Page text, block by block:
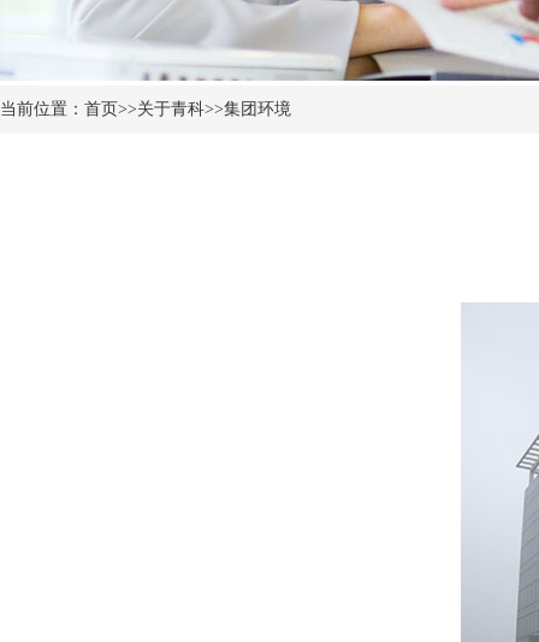
当前位置：首页>>关于青科>>集团环境